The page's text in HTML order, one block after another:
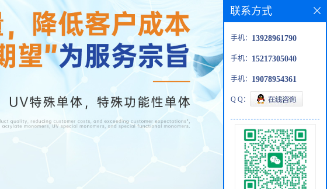
联系方式
手机： 13928961790
手机： 15217305040
手机： 19078954361
Q Q：